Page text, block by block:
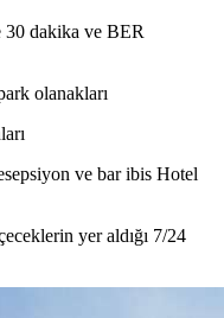
30 dakika ve BER
olanakları
ve bar ibis Hotel
yer aldığı 7/24